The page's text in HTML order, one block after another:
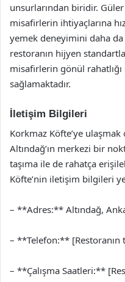
unsurlarından biridir.
misafirlerin ihtiyaçlarına
yemek deneyimini daha
restoranın hijyen
misafirlerin gönül
sağlamaktadır.
İletişim Bilgileri
Korkmaz Köfte’ye
Altındağ’ın merkezi bir
taşıma ile de rahatça
Köfte’nin iletişim bilgileri
– **Adres:** Altındağ,
– **Telefon:** [Restoranın
– **Çalışma Saatleri:**